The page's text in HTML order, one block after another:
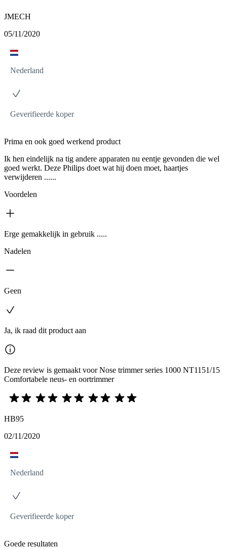
JMECH
05/11/2020
Nederland
Geverifieerde koper
Prima en ook goed werkend product
Ik hen eindelijk na tig andere apparaten nu eentje gevonden die wel
goed werkt. Deze Philips doet wat hij doen moet, haartjes
verwijderen ......
Voordelen
Erge gemakkelijk in gebruik .....
Nadelen
Geen
Ja, ik raad dit product aan
Deze review is gemaakt voor Nose trimmer series 1000 NT1151/15
Comfortabele neus- en oortrimmer
HB95
02/11/2020
Nederland
Geverifieerde koper
Goede resultaten